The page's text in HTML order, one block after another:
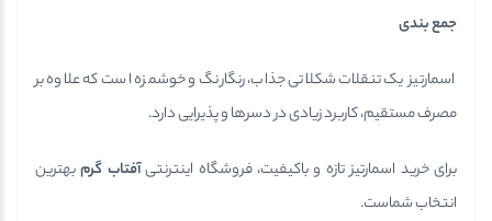
جمع بندی
اسمارتیز یک تنقلات شکلاتی جذاب، رنگارنگ و خوشمزه است که علاوه بر
مصرف مستقیم، کاربرد زیادی در دسرها و پذیرایی دارد.
برای خرید اسمارتیز تازه و باکیفیت، فروشگاه اینترنتیآفتاب گرمبهترین
انتخاب شماست.